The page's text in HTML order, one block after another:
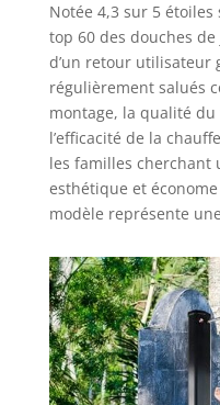
Notée 4,3 sur 5
top 60 des douches de
d’un retour utilisateur
régulièrement salués
montage, la qualité du
l’efficacité de la
les familles cherchant
esthétique et
modèle représente